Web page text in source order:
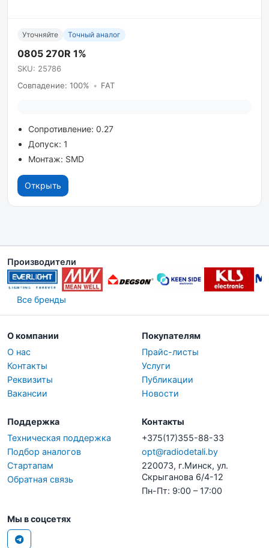
Уточняйте Точный аналог
0805 270R 1%
SKU: 25786
Совпадение: 100% • FAT
Сопротивление: 0.27
Допуск: 1
Монтаж: SMD
Открыть
Производители
Все бренды
О компании
О нас
Контакты
Реквизиты
Вакансии
Покупателям
Прайс-листы
Услуги
Публикации
Новости
Поддержка
Техническая поддержка
Подбор аналогов
Стартапам
Обратная связь
Контакты
+375(17)355-88-33
opt@radiodetali.by
220073, г.Минск, ул.
Скрыганова 6/4-12
Пн-Пт: 9:00 – 17:00
Мы в соцсетях